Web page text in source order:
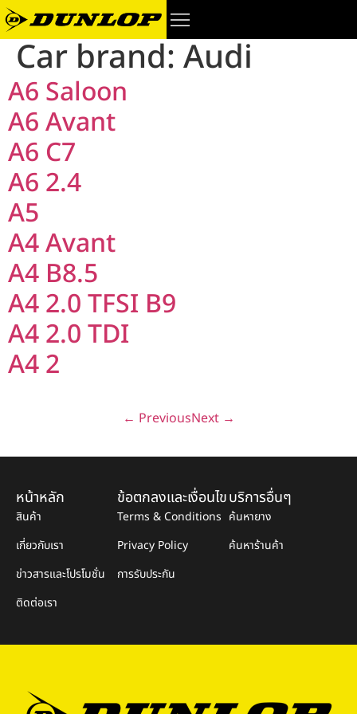
Car brand: Audi
A6 Saloon
A6 Avant
A6 C7
A6 2.4
A5
A4 Avant
A4 B8.5
A4 2.0 TFSI B9
A4 2.0 TDI
A4 2
← PreviousNext →
หน้าหลัก
สินค้า
เกี่ยวกับเรา
ข่าวสารและโปรโมชั่น
ติดต่อเรา
ข้อตกลงและเงื่อนไข
Terms & Conditions
Privacy Policy
การรับประกัน
บริการอื่นๆ
ค้นหายาง
ค้นหาร้านค้า